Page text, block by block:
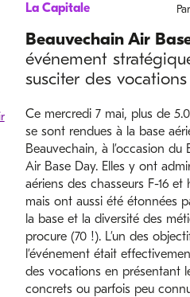
La Capitale
Beauvechain Air
événement
susciter des vocations
Ce mercredi 7 mai, plus de
se sont rendues à la base
Beauvechain, à l’occasion du
Air Base Day. Elles y ont
aériens des chasseurs F-16 et
mais ont aussi été étonnées
la base et la diversité des
procure (70 !). L’un des
l’événement était
des vocations en présentant
concrets ou parfois peu